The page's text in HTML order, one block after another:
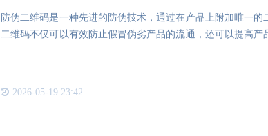
防伪二维码是一种先进的防伪技术，通过在产品上附加唯一
二维码不仅可以有效防止假冒伪劣产品的流通，还可以提高
2026-05-19 23:42